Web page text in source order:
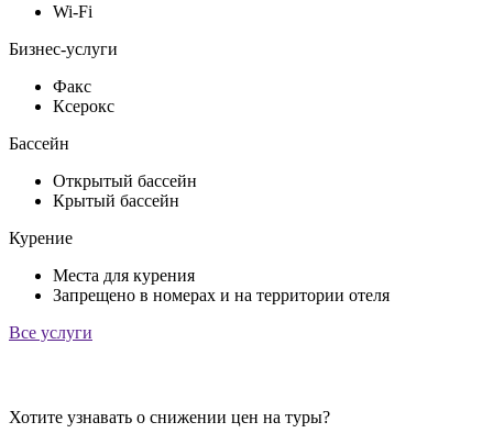
Wi-Fi
Бизнес-услуги
Факс
Ксерокс
Бассейн
Открытый бассейн
Крытый бассейн
Курение
Места для курения
Запрещено в номерах и на территории отеля
Все услуги
Хотите узнавать о снижении цен на туры?